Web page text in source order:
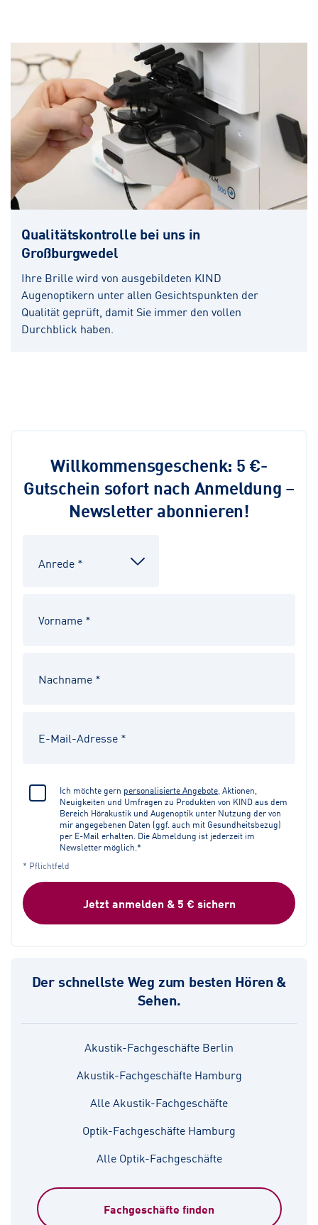
Qualitätskontrolle bei uns in
Großburgwedel
Ihre Brille wird von ausgebildeten KIND
Augenoptikern unter allen Gesichtspunkten der
Qualität geprüft, damit Sie immer den vollen
Durchblick haben.
Willkommensgeschenk: 5 €-
Gutschein sofort nach Anmeldung –
Newsletter abonnieren!
Ich möchte gern personalisierte Angebote, Aktionen,
Neuigkeiten und Umfragen zu Produkten von KIND aus dem
Bereich Hörakustik und Augenoptik unter Nutzung der von
mir angegebenen Daten (ggf. auch mit Gesundheitsbezug)
per E-Mail erhalten. Die Abmeldung ist jederzeit im
Newsletter möglich.*
* Pflichtfeld
Jetzt anmelden & 5 € sichern
Der schnellste Weg zum besten Hören &
Sehen.
Akustik-Fachgeschäfte Berlin
Akustik-Fachgeschäfte Hamburg
Alle Akustik-Fachgeschäfte
Optik-Fachgeschäfte Hamburg
Alle Optik-Fachgeschäfte
Fachgeschäfte finden